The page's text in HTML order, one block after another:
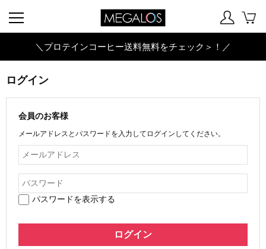
＼プロテインコーヒー送料無料をチェック＞！／
ログイン
会員のお客様
メールアドレスとパスワードを入力してログインしてください。
パスワードを表示する